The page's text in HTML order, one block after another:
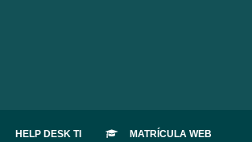
HELP DESK TI MATRÍCULA WEB